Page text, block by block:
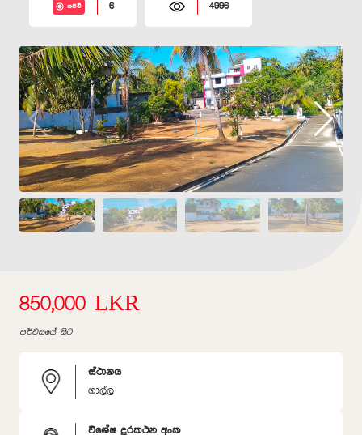
සජීවී 6 4996
850,000 LKR
පර්චසයේ සිට
ස්ථානය
ගාල්ල
විශේෂ දුරකථන අංක